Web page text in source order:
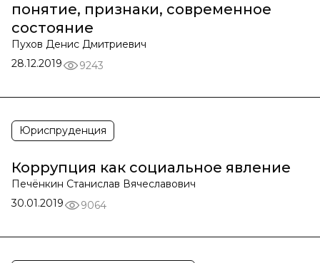
понятие, признаки, современное
состояние
Пухов Денис Дмитриевич
28.12.2019
9243
Юриспруденция
Коррупция как социальное явление
Печёнкин Станислав Вячеславович
30.01.2019
9064